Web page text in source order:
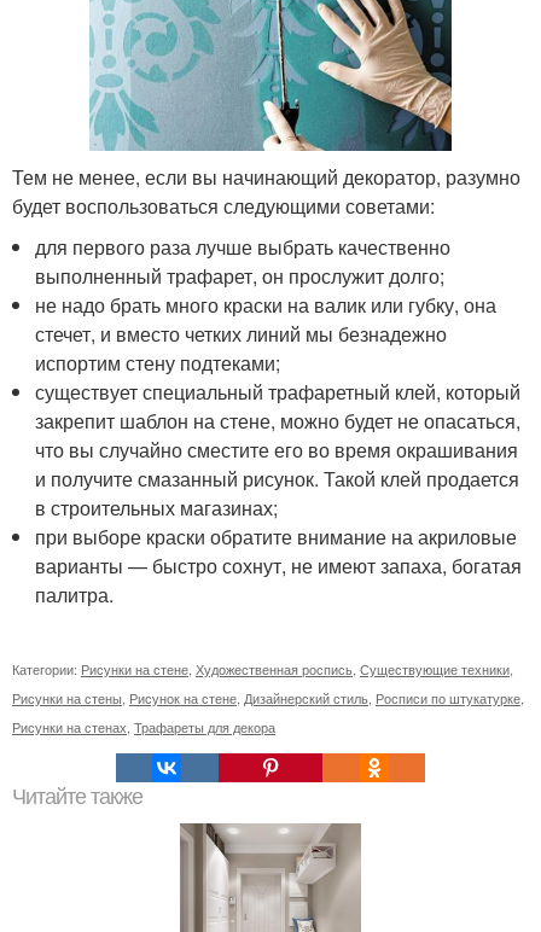
Тем не менее, если вы начинающий декоратор, разумно
будет воспользоваться следующими советами:
для первого раза лучше выбрать качественно
выполненный трафарет, он прослужит долго;
не надо брать много краски на валик или губку, она
стечет, и вместо четких линий мы безнадежно
испортим стену подтеками;
существует специальный трафаретный клей, который
закрепит шаблон на стене, можно будет не опасаться,
что вы случайно сместите его во время окрашивания
и получите смазанный рисунок. Такой клей продается
в строительных магазинах;
при выборе краски обратите внимание на акриловые
варианты — быстро сохнут, не имеют запаха, богатая
палитра.
Категории: Рисунки на стене Художественная роспись Существующие техники
Рисунки на стены Рисунок на стене Дизайнерский стиль Росписи по штукатурке
Рисунки на стенах Трафареты для декора
Читайте также